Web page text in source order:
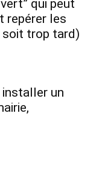
qui peut
repérer les
soit trop tard)
un